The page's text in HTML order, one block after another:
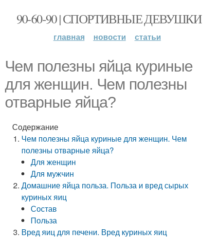
90-60-90 | СПОРТИВНЫЕ ДЕВУШКИ
главная новости статьи
Чем полезны яйца куриные
для женщин. Чем полезны
отварные яйца?
Содержание
Чем полезны яйца куриные для женщин. Чем
полезны отварные яйца?
Для женщин
Для мужчин
Домашние яйца польза. Польза и вред сырых
куриных яиц
Состав
Польза
Вред яиц для печени. Вред куриных яиц